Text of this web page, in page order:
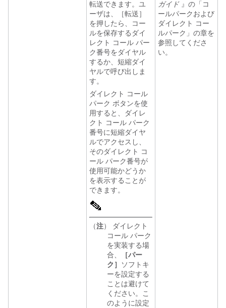
転送できます。ユ
ーザは、［転送］
を押したら、コー
ルを保存するダイ
レクト コール パー
ク番号をダイヤル
するか、短縮ダイ
ヤルで呼び出しま
す。
ダイレクト コール
パーク ボタンを使
用すると、ダイレ
クト コール パーク
番号に短縮ダイヤ
ルでアクセスし、
そのダイレクト コ
ール パーク番号が
使用可能かどうか
を表示することが
できます。
（注） ダイレクト
コール パーク
を実装する場
合、
［パー
ク］
ソフトキ
ーを設定する
ことは避けて
ください。こ
のように設定
ガイド』の「コ
ールパークおよび
ダイレクト コー
ルパーク」の章を
参照してくださ
い。